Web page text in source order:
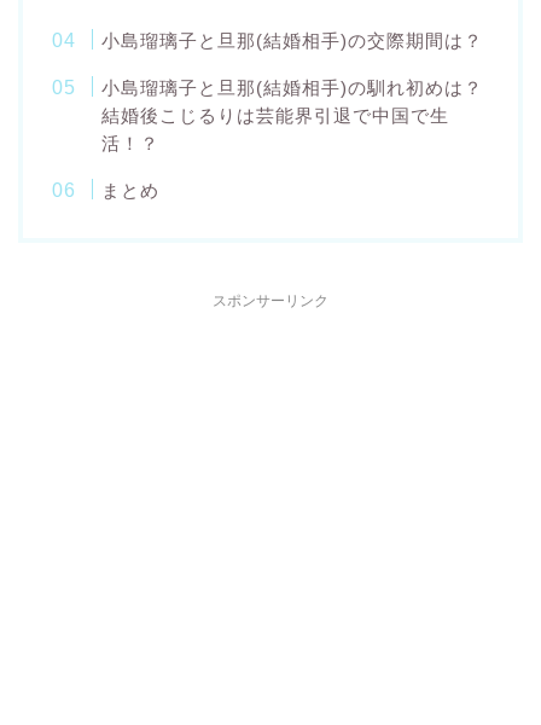
小島瑠璃子と旦那(結婚相手)の交際期間は？
小島瑠璃子と旦那(結婚相手)の馴れ初めは？
結婚後こじるりは芸能界引退で中国で生
活！？
まとめ
スポンサーリンク